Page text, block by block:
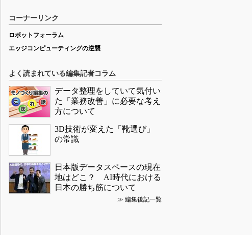
コーナーリンク
ロボットフォーラム
エッジコンピューティングの逆襲
よく読まれている編集記者コラム
データ整理をしていて気付い
た「業務改善」に必要な考え
方について
3D技術が変えた「靴選び」
の常識
日本版データスペースの現在
地はどこ？ AI時代における
日本の勝ち筋について
≫ 編集後記一覧